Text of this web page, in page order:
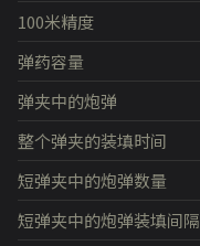
100米精度
弹药容量
弹夹中的炮弹
整个弹夹的装填时间
短弹夹中的炮弹数量
短弹夹中的炮弹装填间隔